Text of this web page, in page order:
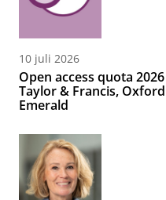
10 juli 2026
Open access quota
Taylor & Francis,
Emerald